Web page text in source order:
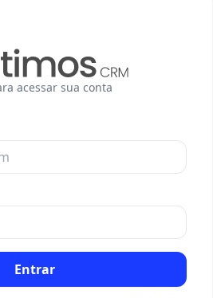
acessar sua conta
Entrar